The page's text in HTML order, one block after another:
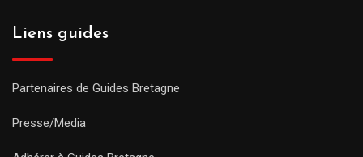
Liens guides
Partenaires de Guides Bretagne
Presse/Media